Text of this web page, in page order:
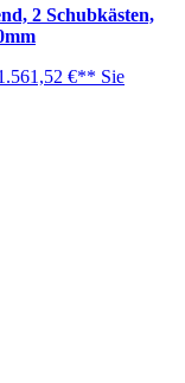
2 Schubkästen,
€** Sie